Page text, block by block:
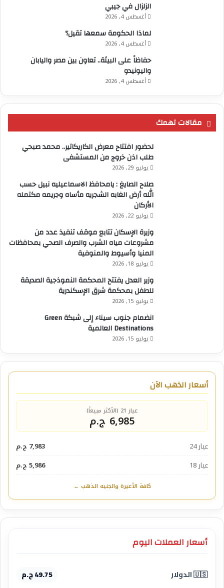
الزلزال في جيبي
أغسطس 4, 2026
لماذا الحكومة سمعها تقيل؟
أغسطس 4, 2026
حفاظاً على البيئة.. تعاون بين مصر واليابان
واليونيدو
أغسطس 4, 2026
مقالات تهمك
لحضور افتتاح معرض الكاريكاتير.. محمد صبحي
طلب اذن خروج من المستشفى
يوليو 29, 2026
صلاح الصايغ : يامحافظ الاسماعيليه نبيل حسب
الله أرض الغابه الشجريه مأساه وجريمه مكتمله
الأركان
يوليو 22, 2026
وزيرة الإسكان تتابع موقف تنفيذ عدد من
مشروعات مياه الشرب والصرف الصحي بمحافظات
المنيا وأسيوط والمنوفية
يوليو 18, 2026
وزير العدل يفتتح المحكمة النموذجية الصديقة
للطفل بمحكمة شرق الإسكندرية
يوليو 15, 2026
انضمام جنوب سيناء إلى شبكة Green
Destinations العالمية
يوليو 15, 2026
أسعار الذهب الآن
عيار 21 (الأكثر مبيعاً)
6,985 ج.م
عيار 24
7,983 ج.م
عيار 18
5,986 ج.م
كافة الأعيرة والجنيه الذهب ←
أسعار العملات اليوم
🇺🇸 الدولار 49.75 ج.م